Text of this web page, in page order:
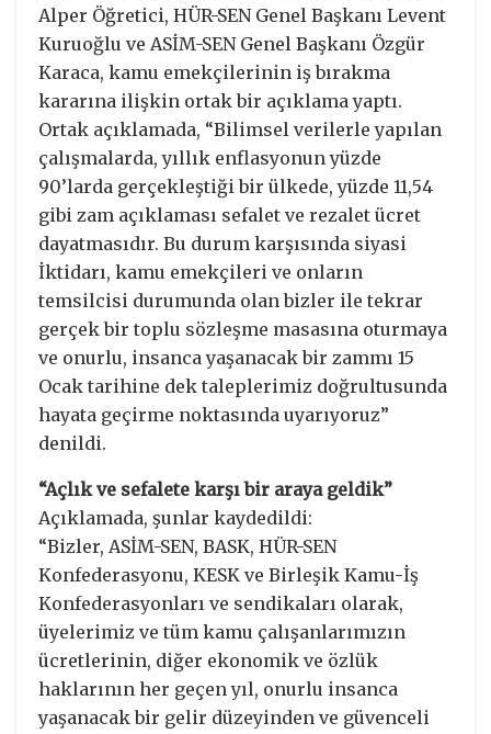
Alper Öğretici, HÜR-SEN Genel Başkanı Levent
Kuruoğlu ve ASİM-SEN Genel Başkanı Özgür
Karaca, kamu emekçilerinin iş bırakma
kararına ilişkin ortak bir açıklama yaptı.
Ortak açıklamada, “Bilimsel verilerle yapılan
çalışmalarda, yıllık enflasyonun yüzde
90’larda gerçekleştiği bir ülkede, yüzde 11,54
gibi zam açıklaması sefalet ve rezalet ücret
dayatmasıdır. Bu durum karşısında siyasi
İktidarı, kamu emekçileri ve onların
temsilcisi durumunda olan bizler ile tekrar
gerçek bir toplu sözleşme masasına oturmaya
ve onurlu, insanca yaşanacak bir zammı 15
Ocak tarihine dek taleplerimiz doğrultusunda
hayata geçirme noktasında uyarıyoruz”
denildi.
“Açlık ve sefalete karşı bir araya geldik”
Açıklamada, şunlar kaydedildi:
“Bizler, ASİM-SEN, BASK, HÜR-SEN
Konfederasyonu, KESK ve Birleşik Kamu-İş
Konfederasyonları ve sendikaları olarak,
üyelerimiz ve tüm kamu çalışanlarımızın
ücretlerinin, diğer ekonomik ve özlük
haklarının her geçen yıl, onurlu insanca
yaşanacak bir gelir düzeyinden ve güvenceli